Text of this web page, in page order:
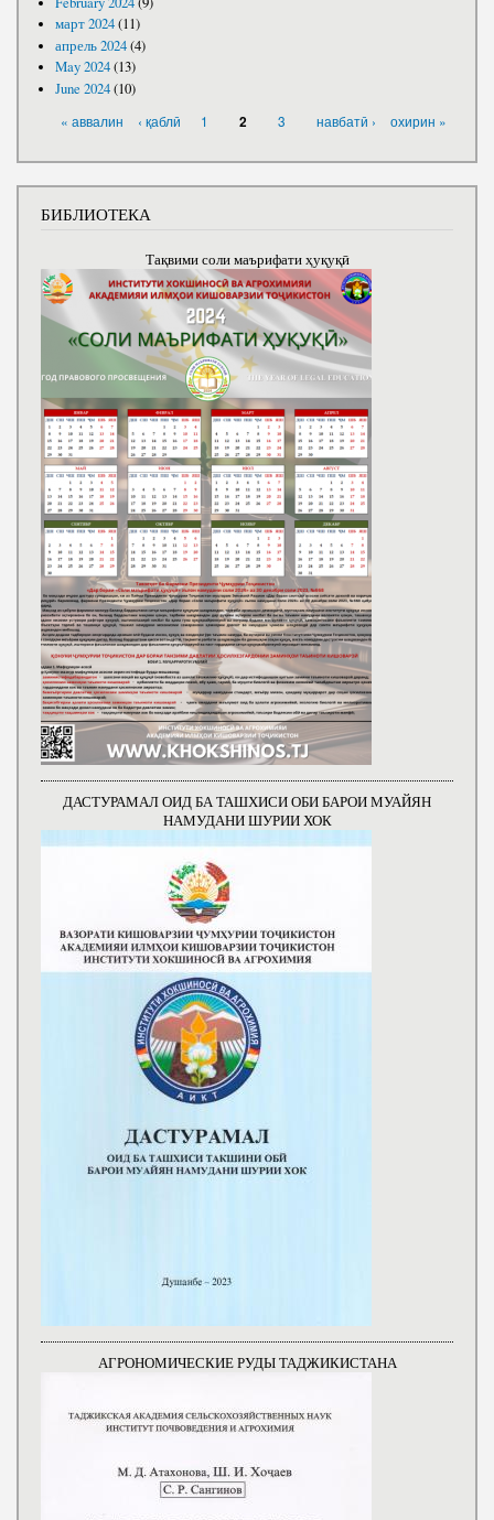
март 2024(11)
апрель 2024(4)
May 2024(13)
June 2024(10)
« аввалин ‹ қаблӣ 1 2 3 навбатӣ › охирин »
БИБЛИОТЕКА
Тақвими соли маърифати ҳуқуқӣ
ДАСТУРАМАЛ ОИД БА ТАШХИСИ ОБИ БАРОИ МУАЙЯН
НАМУДАНИ ШУРИИ ХОК
АГРОНОМИЧЕСКИЕ РУДЫ ТАДЖИКИСТАНА